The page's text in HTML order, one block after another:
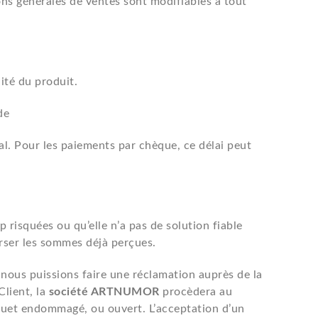
du produit.
Pour les paiements par chèque, ce délai peut
ou qu’elle n’a pas de solution fiable
les sommes déjà perçues.
puissions faire une réclamation auprès de la
la société ARTNUMOR procèdera au
endommagé, ou ouvert. L’acceptation d’un